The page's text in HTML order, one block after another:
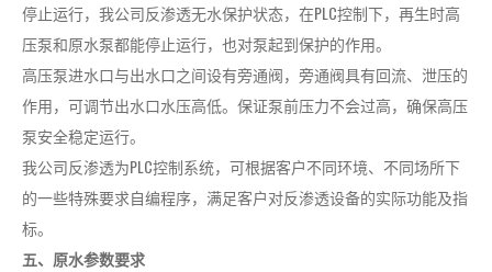
停止运行，我公司反渗透无水保护状态，在PLC控制下，再生时高
压泵和原水泵都能停止运行，也对泵起到保护的作用。
高压泵进水口与出水口之间设有旁通阀，旁通阀具有回流、泄压的
作用，可调节出水口水压高低。保证泵前压力不会过高，确保高压
泵安全稳定运行。
我公司反渗透为PLC控制系统，可根据客户不同环境、不同场所下
的一些特殊要求自编程序，满足客户对反渗透设备的实际功能及指
标。
五、原水参数要求